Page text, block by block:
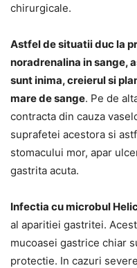
chirurgicale.
Astfel de situatii duc la
noradrenalina in sange,
sunt inima, creierul si
mare de sange. Pe de
contracta din cauza
suprafetei acestora si
stomacului mor, apar
gastrita acuta.
Infectia cu microbul
al aparitiei gastritei.
mucoasei gastrice chiar
protectie. In cazuri